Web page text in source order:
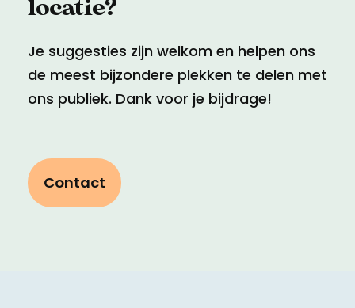
locatie?
Je suggesties zijn welkom en helpen ons
de meest bijzondere plekken te delen met
ons publiek. Dank voor je bijdrage!
Contact